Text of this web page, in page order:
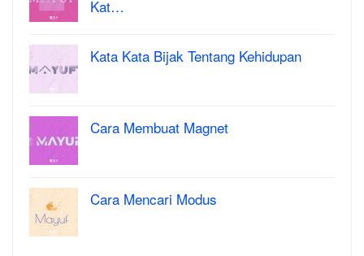
Kat…
Kata Kata Bijak Tentang Kehidupan
Cara Membuat Magnet
Cara Mencari Modus